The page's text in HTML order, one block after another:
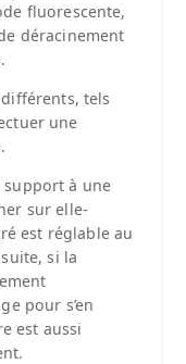
fluorescente,
déracinement
tels
une
support à une
sur elle-
est réglable au
si la
pour s’en
est aussi